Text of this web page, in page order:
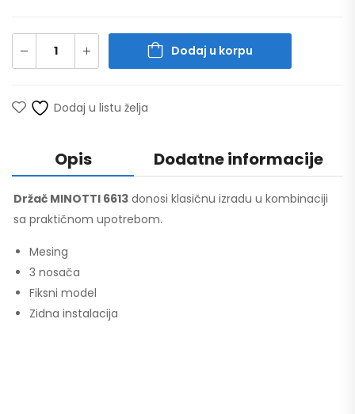
Dodaj u korpu
Dodaj u listu želja
Opis Dodatne informacije
Držač MINOTTI 6613 donosi klasičnu izradu u kombinaciji
sa praktičnom upotrebom.
Mesing
3 nosača
Fiksni model
Zidna instalacija